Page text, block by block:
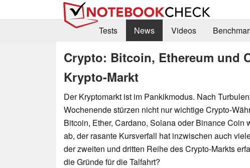
Tests
News Videos
Crypto: Bitcoin, Ethereum und
Krypto-Markt
Der Kryptomarkt ist im Pankikmodus. Nach
Wochenende stürzen nicht nur wichtige Crypto-
Bitcoin, Ether, Cardano, Solana oder Binance Coin
ab, der rasante Kursverfall hat inzwischen auch
der zweiten und dritten Reihe des Crypto-Markts
die Gründe für die Talfahrt?